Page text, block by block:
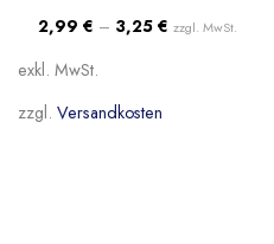
2,99 € – 3,25 € zzgl. MwSt.
exkl. MwSt.
zzgl. Versandkosten